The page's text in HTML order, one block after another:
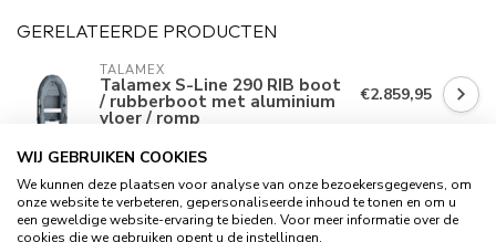
GERELATEERDE PRODUCTEN
TALAMEX
Talamex S-Line 290 RIB boot
/ rubberboot met aluminium
vloer / romp
€2.859,95
TALAMEX
Talamex S-Line 270 RIB boot
/ rubberboot met aluminium
vloer / romp
€2.659,95
WIJ GEBRUIKEN COOKIES
We kunnen deze plaatsen voor analyse van onze bezoekersgegevens, om
onze website te verbeteren, gepersonaliseerde inhoud te tonen en om u
een geweldige website-ervaring te bieden. Voor meer informatie over de
cookies die we gebruiken opent u de instellingen.